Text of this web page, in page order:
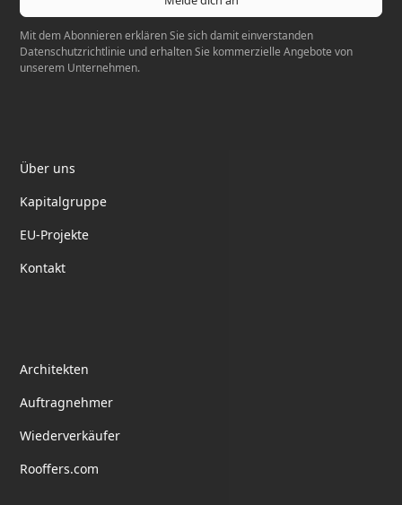
Mit dem Abonnieren erklären Sie sich damit einverstanden
Datenschutzrichtlinie und erhalten Sie kommerzielle Angebote von
unserem Unternehmen.
Über uns
Kapitalgruppe
EU-Projekte
Kontakt
Architekten
Auftragnehmer
Wiederverkäufer
Rooffers.com